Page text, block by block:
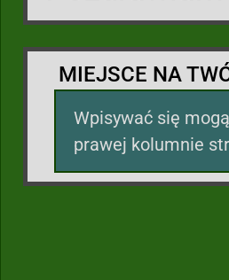
MIEJSCE NA
Wpisywać się
prawej kolumnie